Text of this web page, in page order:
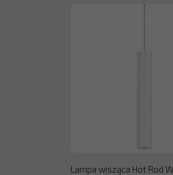
Lampa wisząca Hot Rod